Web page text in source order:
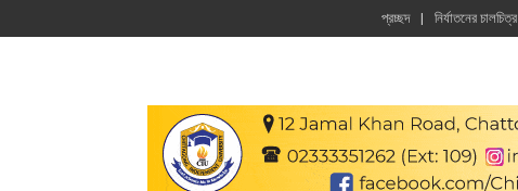
প্রচ্ছদ নির্যাতনের চালচিত্র